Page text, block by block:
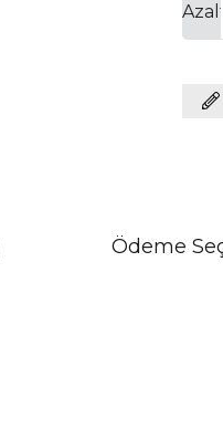
Azalt
Ödeme